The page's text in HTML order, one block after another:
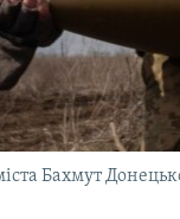
Бахмут